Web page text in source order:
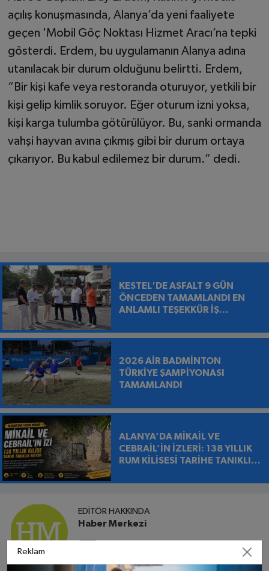
açılış konuşmasında, Alanya’da yeni faaliyete
geçen 'Mobil Göç Noktası Hizmet Aracı’na tepki
gösterdi. Erdem, bu uygulamanın Alanya adına
utanılacak bir durum olduğunu belirtti. Erdem,
“Bir kişi kafe veya restoranda oturuyor, yetkili bir
kişi gelip kimlik soruyor. Eğer oturum izni yoksa,
kişi karga tulumba götürülüyor. Bu, sanki ormanda
vahşi hayvan avına çıkmış gibi bir durum ortaya
çıkarıyor. Bu kabul edilemez bir durum.” dedi.
KESTEL'DE ASFALT 9 GÜN
ÖNCEDEN TAMAMLANDI EN
ANLAMLI TEŞEKKÜR İŞ
BIRAKILDI
2026 AİR BADMİNTON
TÜRKİYE ŞAMPİYONASI
TAMAMLANDI
ALANYA’DA MİKAİL VE
CEBRAİL’İN İZLERİ: 138 YILLIK
RUM KİLİSESİ TARİHE TANIKLIK
EDITÖR HAKKINDA
Haber Merkezi
Reklam